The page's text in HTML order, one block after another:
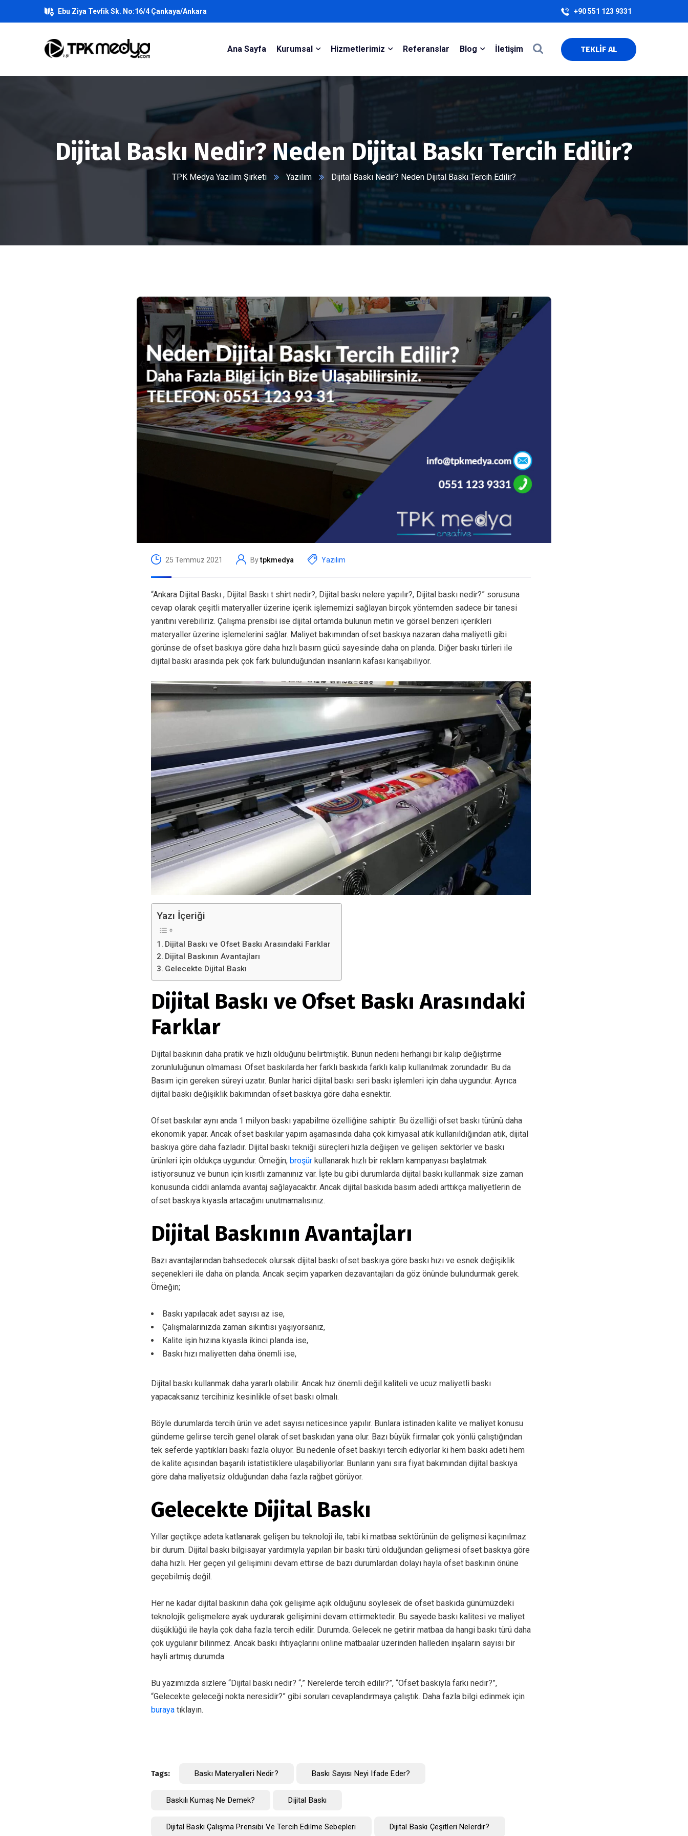
Ebu Ziya Tevfik Sk. No:16/4 Çankaya/Ankara +90 551 123 9331
Ana Sayfa Kurumsal Hizmetlerimiz Referanslar Blog İletişim TEKLİF AL
Dijital Baskı Nedir? Neden Dijital Baskı Tercih Edilir?
TPK Medya Yazılım Şirketi Yazılım Dijital Baskı Nedir? Neden Dijital Baskı Tercih Edilir?
25 Temmuz 2021 Bytpkmedya Yazılım
“Ankara Dijital Baskı , Dijital Baskı t shirt nedir?, Dijital baskı nelere yapılır?, Dijital baskı nedir?” sorusuna
cevap olarak çeşitli materyaller üzerine içerik işlememizi sağlayan birçok yöntemden sadece bir tanesi
yanıtını verebiliriz. Çalışma prensibi ise dijital ortamda bulunun metin ve görsel benzeri içerikleri
materyaller üzerine işlemelerini sağlar. Maliyet bakımından ofset baskıya nazaran daha maliyetli gibi
görünse de ofset baskıya göre daha hızlı basım gücü sayesinde daha on planda. Diğer baskı türleri ile
dijital baskı arasında pek çok fark bulunduğundan insanların kafası karışabiliyor.
Yazı İçeriği
Dijital Baskı ve Ofset Baskı Arasındaki Farklar
Dijital Baskının Avantajları
Gelecekte Dijital Baskı
Dijital Baskı ve Ofset Baskı Arasındaki
Farklar
Dijital baskının daha pratik ve hızlı olduğunu belirtmiştik. Bunun nedeni herhangi bir kalıp değiştirme
zorunluluğunun olmaması. Ofset baskılarda her farklı baskıda farklı kalıp kullanılmak zorundadır. Bu da
Basım için gereken süreyi uzatır. Bunlar harici dijital baskı seri baskı işlemleri için daha uygundur. Ayrıca
dijital baskı değişiklik bakımından ofset baskıya göre daha esnektir.
Ofset baskılar aynı anda 1 milyon baskı yapabilme özelliğine sahiptir. Bu özelliği ofset baskı türünü daha
ekonomik yapar. Ancak ofset baskılar yapım aşamasında daha çok kimyasal atık kullanıldığından atık, dijital
baskıya göre daha fazladır. Dijital baskı tekniği süreçleri hızla değişen ve gelişen sektörler ve baskı
ürünleri için oldukça uygundur. Örneğin, broşür kullanarak hızlı bir reklam kampanyası başlatmak
istiyorsunuz ve bunun için kısıtlı zamanınız var. İşte bu gibi durumlarda dijital baskı kullanmak size zaman
konusunda ciddi anlamda avantaj sağlayacaktır. Ancak dijital baskıda basım adedi arttıkça maliyetlerin de
ofset baskıya kıyasla artacağını unutmamalısınız.
Dijital Baskının Avantajları
Bazı avantajlarından bahsedecek olursak dijital baskı ofset baskıya göre baskı hızı ve esnek değişiklik
seçenekleri ile daha ön planda. Ancak seçim yaparken dezavantajları da göz önünde bulundurmak gerek.
Örneğin;
Baskı yapılacak adet sayısı az ise,
Çalışmalarınızda zaman sıkıntısı yaşıyorsanız,
Kalite işin hızına kıyasla ikinci planda ise,
Baskı hızı maliyetten daha önemli ise,
Dijital baskı kullanmak daha yararlı olabilir. Ancak hız önemli değil kaliteli ve ucuz maliyetli baskı
yapacaksanız tercihiniz kesinlikle ofset baskı olmalı.
Böyle durumlarda tercih ürün ve adet sayısı neticesince yapılır. Bunlara istinaden kalite ve maliyet konusu
gündeme gelirse tercih genel olarak ofset baskıdan yana olur. Bazı büyük firmalar çok yönlü çalıştığından
tek seferde yaptıkları baskı fazla oluyor. Bu nedenle ofset baskıyı tercih ediyorlar ki hem baskı adeti hem
de kalite açısından başarılı istatistiklere ulaşabiliyorlar. Bunların yanı sıra fiyat bakımından dijital baskıya
göre daha maliyetsiz olduğundan daha fazla rağbet görüyor.
Gelecekte Dijital Baskı
Yıllar geçtikçe adeta katlanarak gelişen bu teknoloji ile, tabi ki matbaa sektörünün de gelişmesi kaçınılmaz
bir durum. Dijital baskı bilgisayar yardımıyla yapılan bir baskı türü olduğundan gelişmesi ofset baskıya göre
daha hızlı. Her geçen yıl gelişimini devam ettirse de bazı durumlardan dolayı hayla ofset baskının önüne
geçebilmiş değil.
Her ne kadar dijital baskının daha çok gelişime açık olduğunu söylesek de ofset baskıda günümüzdeki
teknolojik gelişmelere ayak uydurarak gelişimini devam ettirmektedir. Bu sayede baskı kalitesi ve maliyet
düşüklüğü ile hayla çok daha fazla tercih edilir. Durumda. Gelecek ne getirir matbaa da hangi baskı türü daha
çok uygulanır bilinmez. Ancak baskı ihtiyaçlarını online matbaalar üzerinden halleden inşaların sayısı bir
hayli artmış durumda.
Bu yazımızda sizlere “Dijital baskı nedir? “,” Nerelerde tercih edilir?”, “Ofset baskıyla farkı nedir?”,
“Gelecekte geleceği nokta neresidir?” gibi soruları cevaplandırmaya çalıştık. Daha fazla bilgi edinmek için
buraya tıklayın.
Tags: Baskı Materyalleri Nedir? Baskı Sayısı Neyi Ifade Eder?
Baskılı Kumaş Ne Demek? Dijital Baskı
Dijital Baskı Çalışma Prensibi Ve Tercih Edilme Sebepleri Dijital Baskı Çeşitleri Nelerdir?